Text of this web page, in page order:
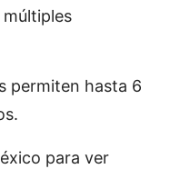
múltiples
permiten hasta 6
para ver